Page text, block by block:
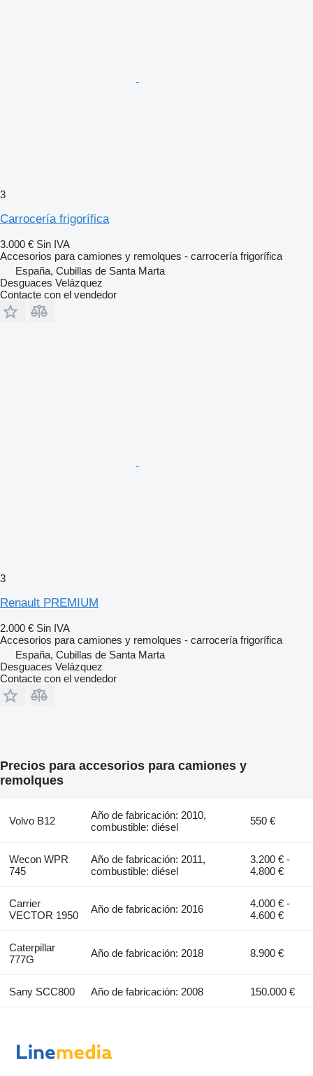
3
Carrocería frigorífica
3.000 € Sin IVA
Accesorios para camiones y remolques - carrocería frigorífica
España, Cubillas de Santa Marta
Desguaces Velázquez
Contacte con el vendedor
3
Renault PREMIUM
2.000 € Sin IVA
Accesorios para camiones y remolques - carrocería frigorífica
España, Cubillas de Santa Marta
Desguaces Velázquez
Contacte con el vendedor
Precios para accesorios para camiones y
remolques
Volvo B12
Año de fabricación: 2010,
combustible: diésel
550 €
Wecon WPR
745
Año de fabricación: 2011,
combustible: diésel
3.200 € -
4.800 €
Carrier
VECTOR 1950
Año de fabricación: 2016
4.000 € -
4.600 €
Caterpillar
777G
Año de fabricación: 2018 8.900 €
Sany SCC800 Año de fabricación: 2008 150.000 €